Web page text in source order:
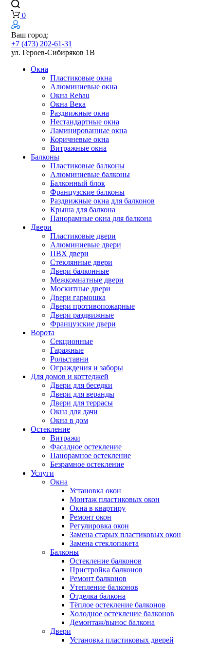
0
Ваш город:
+7 (473) 202-61-31
ул. Героев-Сибиряков 1В
Окна
Пластиковые окна
Алюминиевые окна
Окна Rehau
Окна Века
Раздвижные окна
Нестандартные окна
Ламинированные окна
Коричневые окна
Витражные окна
Балконы
Пластиковые балконы
Алюминиевые балконы
Балконный блок
Французские балконы
Раздвижные окна для балконов
Крыша для балкона
Панорамные окна для балкона
Двери
Пластиковые двери
Алюминиевые двери
ПВХ двери
Стеклянные двери
Двери балконные
Межкомнатные двери
Москитные двери
Двери гармошка
Двери противопожарные
Двери раздвижные
Французские двери
Ворота
Секционные
Гаражные
Рольставни
Ограждения и заборы
Для домов и коттеджей
Двери для беседки
Двери для веранды
Двери для террасы
Окна для дачи
Окна в дом
Остекление
Витражи
Фасадное остекление
Панорамное остекление
Безрамное остекление
Услуги
Окна
Установка окон
Монтаж пластиковых окон
Окна в квартиру
Ремонт окон
Регулировка окон
Замена старых пластиковых окон
Замена стеклопакета
Балконы
Остекление балконов
Пристройка балконов
Ремонт балконов
Утепление балконов
Отделка балкона
Тёплое остекление балконов
Холодное остекление балконов
Демонтаж/вынос балкона
Двери
Установка пластиковых дверей